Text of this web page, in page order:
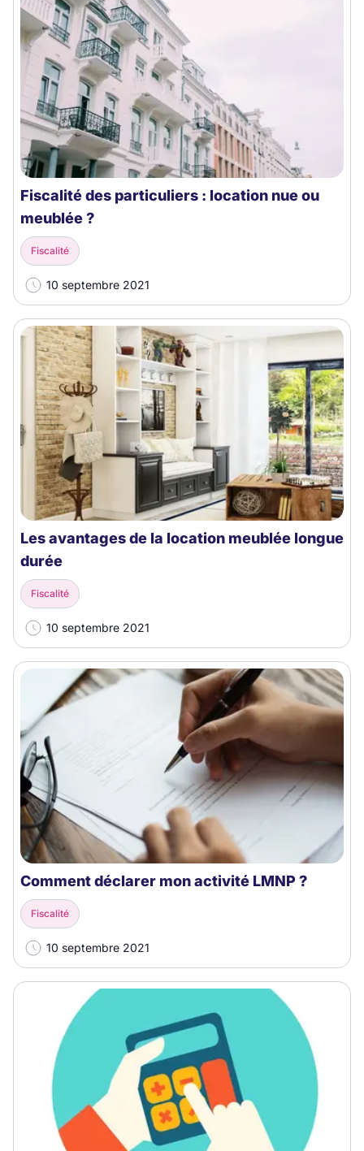
Fiscalité des particuliers : location nue ou
meublée ?
Fiscalité
10 septembre 2021
Les avantages de la location meublée longue
durée
Fiscalité
10 septembre 2021
Comment déclarer mon activité LMNP ?
Fiscalité
10 septembre 2021